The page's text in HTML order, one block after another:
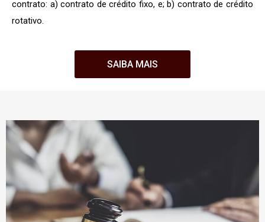
contrato: a) contrato de crédito fixo, e; b) contrato de crédito
rotativo.
SAIBA MAIS